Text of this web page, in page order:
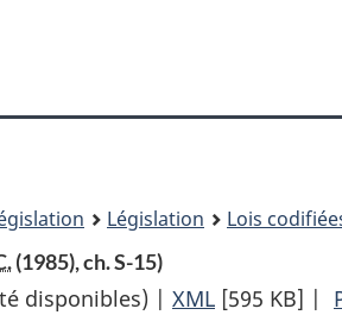
principal
À
site
version
Législation Lois
(1985), ch. S-15)
disponibles) | XML Texte
[595 KB] |